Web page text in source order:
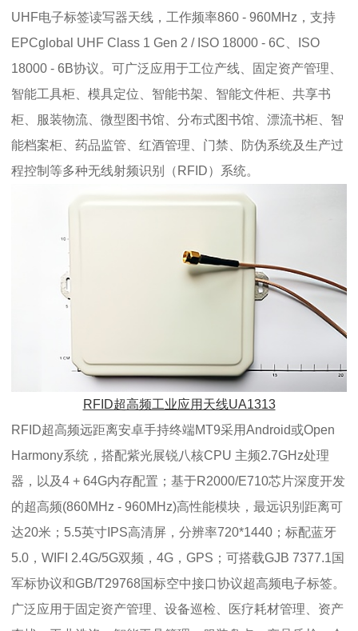
UHF电子标签读写器天线，工作频率860 - 960MHz，支持
EPCglobal UHF Class 1 Gen 2 / ISO 18000 - 6C、ISO
18000 - 6B协议。可广泛应用于工位产线、固定资产管理、
智能工具柜、模具定位、智能书架、智能文件柜、共享书
柜、服装物流、微型图书馆、分布式图书馆、漂流书柜、智
能档案柜、药品监管、红酒管理、门禁、防伪系统及生产过
程控制等多种无线射频识别（RFID）系统。
RFID超高频工业应用天线UA1313
RFID超高频远距离安卓手持终端MT9采用Android或Open
Harmony系统，搭配紫光展锐八核CPU 主频2.7GHz处理
器，以及4 + 64G内存配置；基于R2000/E710芯片深度开发
的超高频(860MHz - 960MHz)高性能模块，最远识别距离可
达20米；5.5英寸IPS高清屏，分辨率720*1440；标配蓝牙
5.0，WIFI 2.4G/5G双频，4G，GPS；可搭载GJB 7377.1国
军标协议和GB/T29768国标空中接口协议超高频电子标签。
广泛应用于固定资产管理、设备巡检、医疗耗材管理、资产